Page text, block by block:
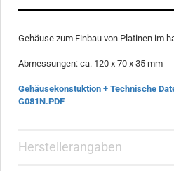
Gehäuse zum Einbau von Platinen im
Abmessungen: ca. 120 x 70 x 35 mm
Gehäusekonstuktion + Technische
G081N.PDF
Herstellerangaben